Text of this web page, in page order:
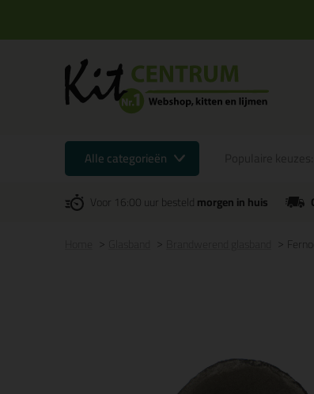
Alle categorieën
Voor 16:00 uur besteldmorgen in huis